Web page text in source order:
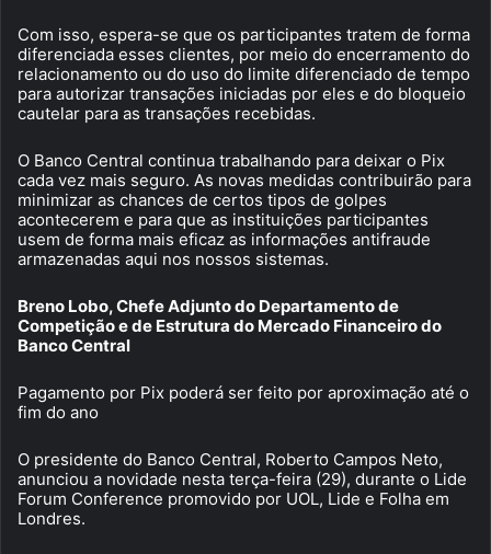
Com isso, espera-se que os participantes tratem de forma
diferenciada esses clientes, por meio do encerramento do
relacionamento ou do uso do limite diferenciado de tempo
para autorizar transações iniciadas por eles e do bloqueio
cautelar para as transações recebidas.
O Banco Central continua trabalhando para deixar o Pix
cada vez mais seguro. As novas medidas contribuirão para
minimizar as chances de certos tipos de golpes
acontecerem e para que as instituições participantes
usem de forma mais eficaz as informações antifraude
armazenadas aqui nos nossos sistemas.
Breno Lobo, Chefe Adjunto do Departamento de
Competição e de Estrutura do Mercado Financeiro do
Banco Central
Pagamento por Pix poderá ser feito por aproximação até o
fim do ano
O presidente do Banco Central, Roberto Campos Neto,
anunciou a novidade nesta terça-feira (29), durante o Lide
Forum Conference promovido por UOL, Lide e Folha em
Londres.